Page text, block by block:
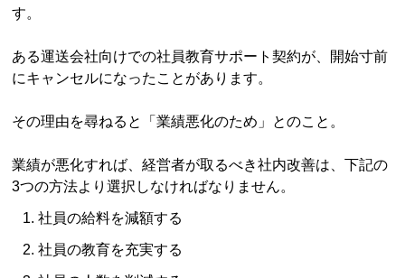
す。
ある運送会社向けでの社員教育サポート契約が、開始寸前
にキャンセルになったことがあります。
その理由を尋ねると「業績悪化のため」とのこと。
業績が悪化すれば、経営者が取るべき社内改善は、下記の
3つの方法より選択しなければなりません。
社員の給料を減額する
社員の教育を充実する